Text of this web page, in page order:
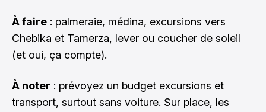
À faire : palmeraie, médina, excursions vers
Chebika et Tamerza, lever ou coucher de soleil
(et oui, ça compte).
À noter : prévoyez un budget excursions et
transport, surtout sans voiture. Sur place, les